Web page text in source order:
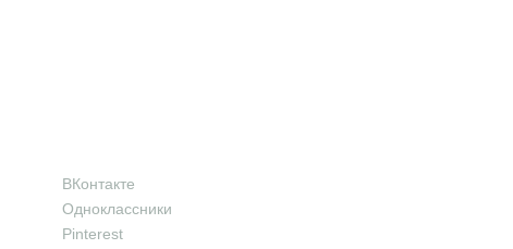
ВКонтакте
Одноклассники
Pinterest